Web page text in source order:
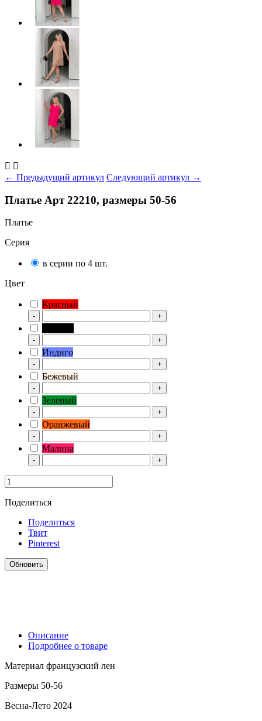
 
← Предыдущий артикул Следующий артикул →
Платье Арт 22210, размеры 50-56
Платье
Серия
в серии по 4 шт.
Цвет
Красный
- +
- +
Индиго
- +
Бежевый
- +
Зеленый
- +
Оранжевый
- +
Малина
- +
Поделиться
Поделиться
Твит
Pinterest
Описание
Подробнее о товаре
Материал французский лен
Размеры 50-56
Весна-Лето 2024